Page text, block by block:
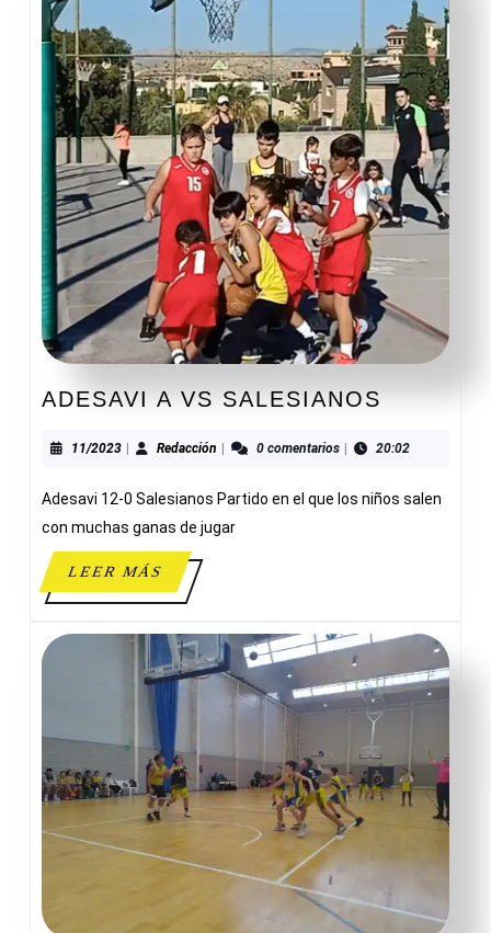
ADESAVI A VS SALESIANOS
VS
11/202311/2023Redacción Redacción0 comentarios 20:02
Adesavi 12-0 Salesianos Partido en el que los niños salen
con muchas ganas de jugar
LEER MÁSLEER
MÁS